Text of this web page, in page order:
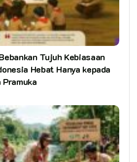
Tujuh Kebiasaan
Hebat Hanya kepada
Pramuka